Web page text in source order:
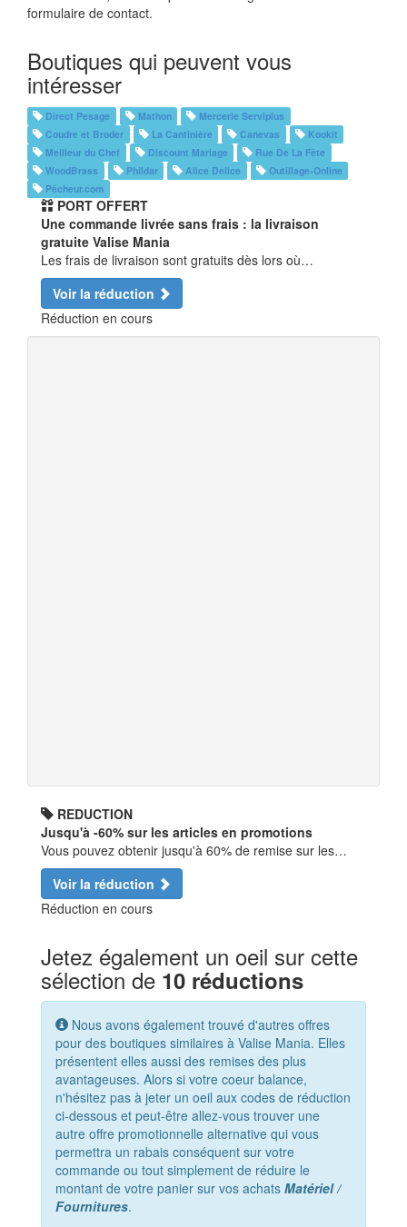
formulaire de contact.
Boutiques qui peuvent vous
intéresser
Direct Pesage Mathon
Mercerie Serviplus
Coudre et Broder
La Cantinière Canevas
Kookit
Meilleur du Chef
Discount Mariage
Rue De La Fête
WoodBrass
Phildar Alice Delice
Outillage-Online
Pêcheur.com
PORT OFFERT
Une commande livrée sans frais : la livraison
gratuite Valise Mania
Les frais de livraison sont gratuits dès lors où…
Voir la réduction
Réduction en cours
REDUCTION
Jusqu'à -60% sur les articles en promotions
Vous pouvez obtenir jusqu'à 60% de remise sur les…
Voir la réduction
Réduction en cours
Jetez également un oeil sur cette
sélection de 10 réductions
Nous avons également trouvé d'autres offres
pour des boutiques similaires à Valise Mania. Elles
présentent elles aussi des remises des plus
avantageuses. Alors si votre coeur balance,
n'hésitez pas à jeter un oeil aux codes de réduction
ci-dessous et peut-être allez-vous trouver une
autre offre promotionnelle alternative qui vous
permettra un rabais conséquent sur votre
commande ou tout simplement de réduire le
montant de votre panier sur vos achats Matériel /
Fournitures.